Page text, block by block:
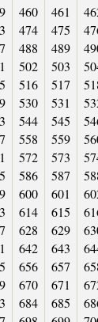
460 461
474 475
488 489
502 503
516 517
530 531
544 545
558 559
572 573
586 587
600 601
614 615
628 629
642 643
656 657
670 671
684 685